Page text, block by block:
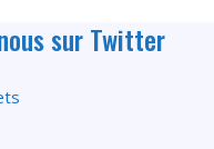
sur Twitter